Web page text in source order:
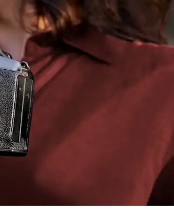
cima e para baixo do teclado ou tocando